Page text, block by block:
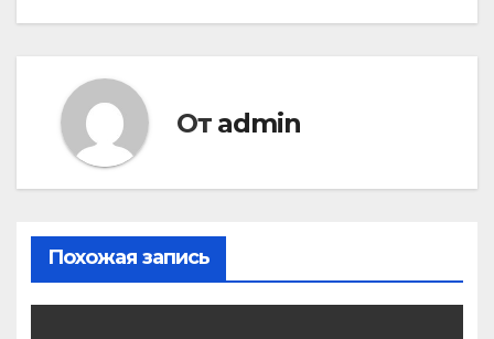
записям
От admin
Похожая запись